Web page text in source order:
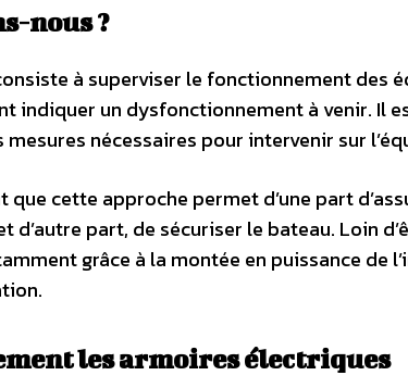
nous ?
à superviser le fonctionnement des
indiquer un dysfonctionnement à venir. Il
nécessaires pour intervenir sur
que cette approche permet d’une part
part, de sécuriser le bateau. Loin
grâce à la montée en puissance de
les armoires électriques